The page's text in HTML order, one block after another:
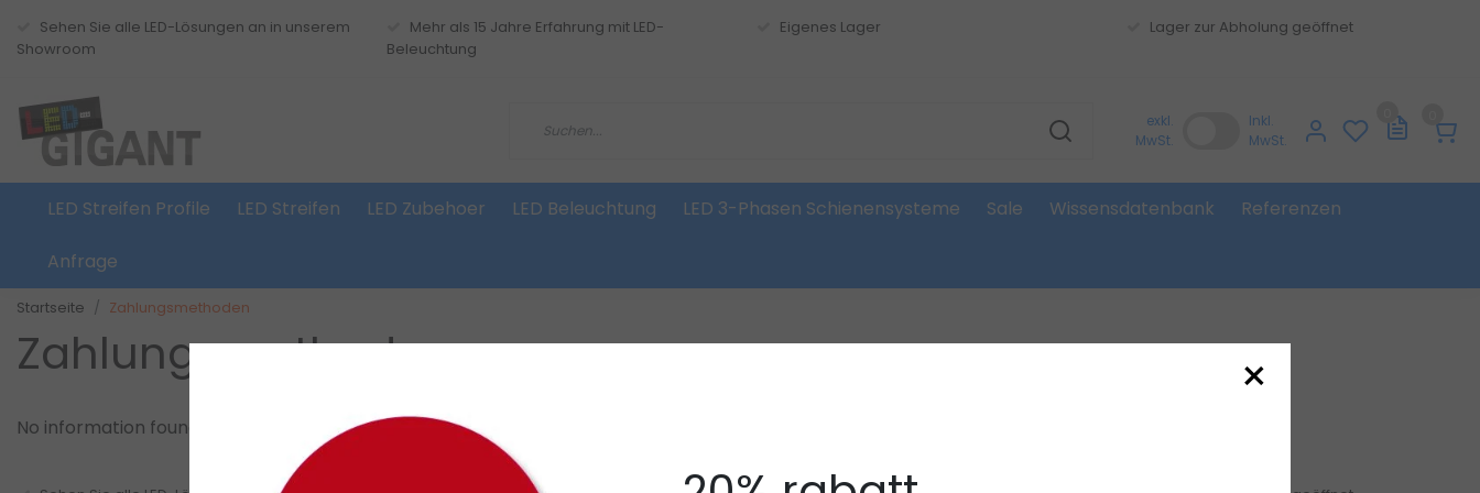
Sehen Sie alle LED-Lösungen an in unserem
Showroom
Mehr als 15 Jahre Erfahrung mit LED-
Beleuchtung
Eigenes Lager Lager zur Abholung geöffnet
exkl.
MwSt.
Inkl.
MwSt.
LED Streifen Profile LED Streifen LED Zubehoer LED Beleuchtung LED 3-Phasen Schienensysteme Sale Wissensdatenbank Referenzen
Anfrage
Startseite Zahlungsmethoden
Zahlungsmethoden
No information found
×